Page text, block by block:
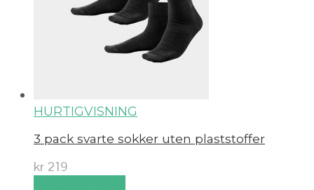
HURTIGVISNING
3 pack svarte sokker uten plaststoffer
kr 219